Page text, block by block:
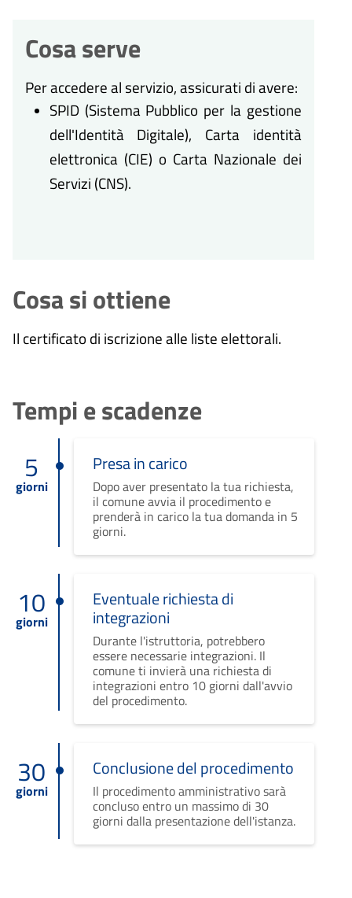
Cosa serve
Per accedere al servizio, assicurati di avere:
SPID (Sistema Pubblico per la gestione
dell'Identità Digitale), Carta identità
elettronica (CIE) o Carta Nazionale dei
Servizi (CNS).
Cosa si ottiene
Il certificato di iscrizione alle liste elettorali.
Tempi e scadenze
5
giorni
Presa in carico
Dopo aver presentato la tua richiesta,
il comune avvia il procedimento e
prenderà in carico la tua domanda in 5
giorni.
10
giorni
Eventuale richiesta di
integrazioni
Durante l'istruttoria, potrebbero
essere necessarie integrazioni. Il
comune ti invierà una richiesta di
integrazioni entro 10 giorni dall'avvio
del procedimento.
30
giorni
Conclusione del procedimento
Il procedimento amministrativo sarà
concluso entro un massimo di 30
giorni dalla presentazione dell'istanza.